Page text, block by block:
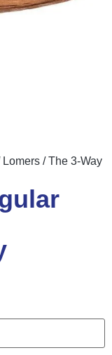
Lomers / The 3-Way